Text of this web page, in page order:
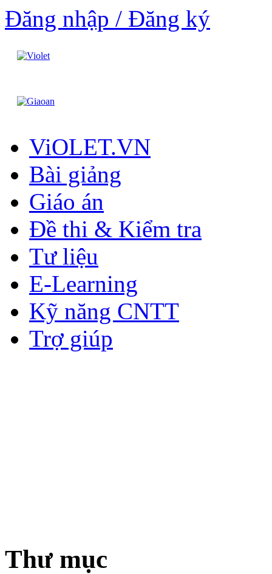
Đăng nhập / Đăng ký
ViOLET.VN
Bài giảng
Giáo án
Đề thi & Kiểm tra
Tư liệu
E-Learning
Kỹ năng CNTT
Trợ giúp
Thư mục